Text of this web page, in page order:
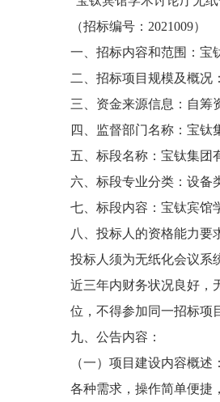
（招标编号：2021009）
一、招标内容和范围：宝
二、招标项目规模及概况
三、资金来源信息：自筹
四、监督部门名称：宝钛
五、标段名称：宝钛集团
六、标段专业分类：设备
七、标段内容：宝钛宾馆
八、投标人的资格能力要
投标人须为无纸化会议系
近三年内财务状况良好，
位，不得参加同一招标项
九、公告内容：
（一）项目建设内容概
各种需求，操作简单便捷